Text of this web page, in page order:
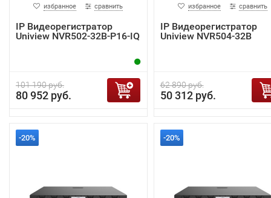
избранное сравнить
IP Видеорегистратор
Uniview NVR502-32B-P16-IQ
101 190 руб.
80 952 руб.
избранное сравнить
IP Видеорегистратор
Uniview NVR504-32B
62 890 руб.
50 312 руб.
-20% -20%